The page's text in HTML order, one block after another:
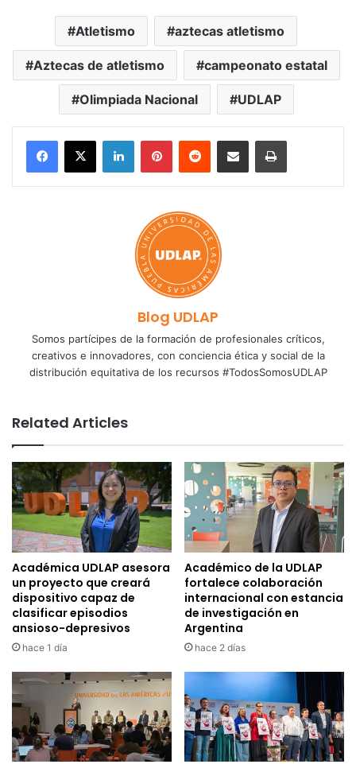
Atletismo aztecas atletismo
Aztecas de atletismo campeonato estatal
Olimpiada Nacional UDLAP
LinkedInPinterestReddit Share via Email Print
Blog UDLAP
Somos partícipes de la formación de profesionales críticos,
creativos e innovadores, con conciencia ética y social de la
distribución equitativa de los recursos #TodosSomosUDLAP
Related Articles
Académica UDLAP asesora
un proyecto que creará
dispositivo capaz de
clasificar episodios
ansioso-depresivos
hace 1 día
Académico de la UDLAP
fortalece colaboración
internacional con estancia
de investigación en
Argentina
hace 2 días